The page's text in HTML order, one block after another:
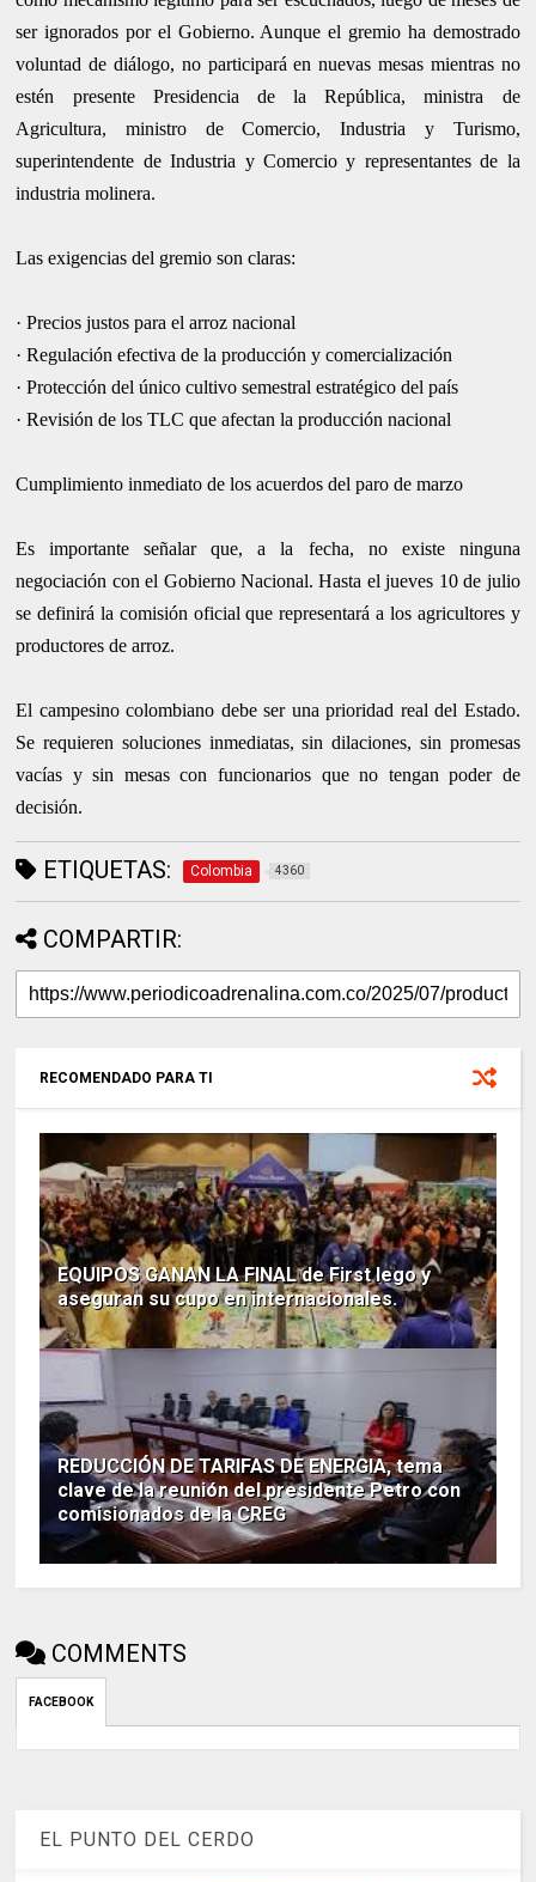
ser ignorados por el Gobierno. Aunque el gremio ha demostrado
voluntad de diálogo, no participará en nuevas mesas mientras no
estén presente Presidencia de la República, ministra de
Agricultura, ministro de Comercio, Industria y Turismo,
superintendente de Industria y Comercio y representantes de la
industria molinera.
Las exigencias del gremio son claras:
· Precios justos para el arroz nacional
· Regulación efectiva de la producción y comercialización
· Protección del único cultivo semestral estratégico del país
· Revisión de los TLC que afectan la producción nacional
Cumplimiento inmediato de los acuerdos del paro de marzo
Es importante señalar que, a la fecha, no existe ninguna
negociación con el Gobierno Nacional. Hasta el jueves 10 de julio
se definirá la comisión oficial que representará a los agricultores y
productores de arroz.
El campesino colombiano debe ser una prioridad real del Estado.
Se requieren soluciones inmediatas, sin dilaciones, sin promesas
vacías y sin mesas con funcionarios que no tengan poder de
decisión.
ETIQUETAS: Colombia 4360
COMPARTIR:
RECOMENDADO PARA TI
EQUIPOS GANAN LA FINAL de First lego y
aseguran su cupo en internacionales.
REDUCCIÓN DE TARIFAS DE ENERGIA, tema
clave de la reunión del presidente Petro con
comisionados de la CREG
COMMENTS
FACEBOOK
EL PUNTO DEL CERDO